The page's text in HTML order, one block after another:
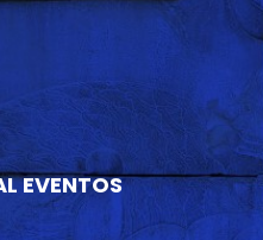
EVENTOS